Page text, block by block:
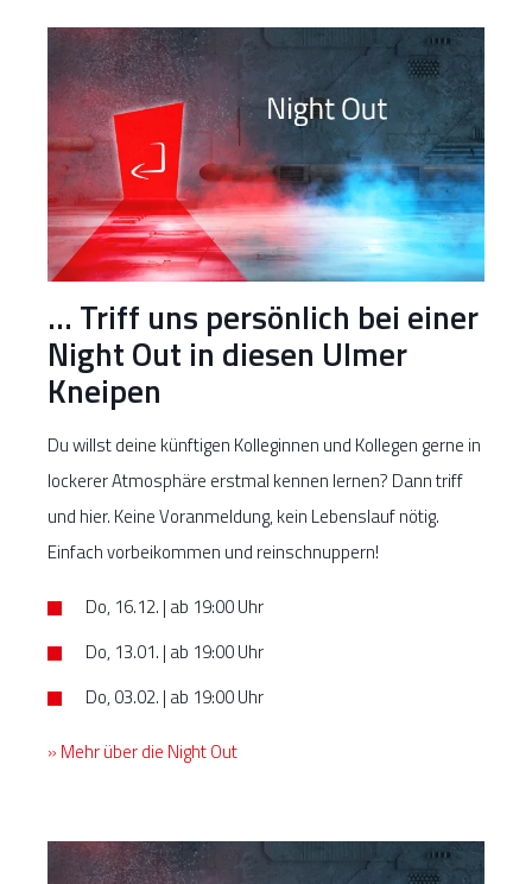
… Triff uns persönlich bei einer
Night Out in diesen Ulmer
Kneipen
Du willst deine künftigen Kolleginnen und Kollegen gerne in
lockerer Atmosphäre erstmal kennen lernen? Dann triff
und hier. Keine Voranmeldung, kein Lebenslauf nötig.
Einfach vorbeikommen und reinschnuppern!
Do, 16.12. | ab 19:00 Uhr
Do, 13.01. | ab 19:00 Uhr
Do, 03.02. | ab 19:00 Uhr
» Mehr über die Night Out